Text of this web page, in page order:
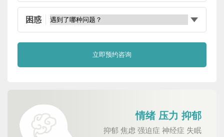
困惑
情绪 压力 抑郁
抑郁 焦虑 强迫症 神经症 失眠